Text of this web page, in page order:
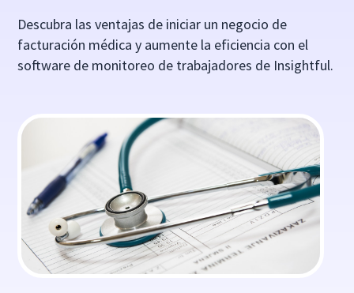
Descubra las ventajas de iniciar un negocio de
facturación médica y aumente la eficiencia con el
software de monitoreo de trabajadores de Insightful.